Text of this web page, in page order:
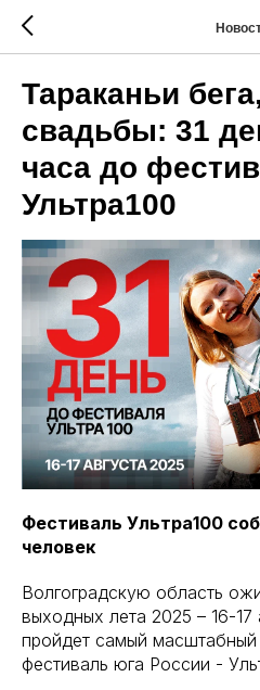
Тараканьи
свадьбы: 31
часа до
Ультра100
Фестиваль Ультра100
человек
Волгоградскую область
выходных лета 2025 – 16-
пройдет самый
фестиваль юга России -